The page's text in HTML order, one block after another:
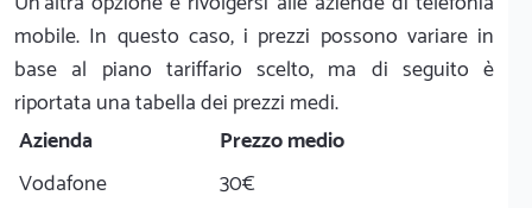
mobile. In questo caso, i prezzi possono variare in
base al piano tariffario scelto, ma di seguito è
riportata una tabella dei prezzi medi.
Azienda
Prezzo medio
Vodafone
30€